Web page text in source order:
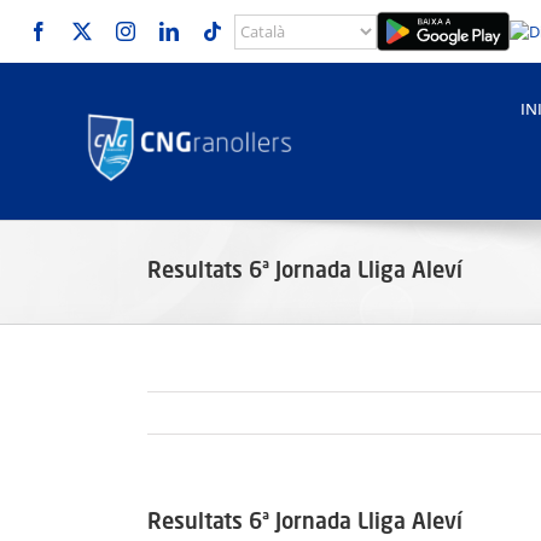
Resultats 6ª Jornada Lliga Aleví
Resultats 6ª Jornada Lliga Aleví